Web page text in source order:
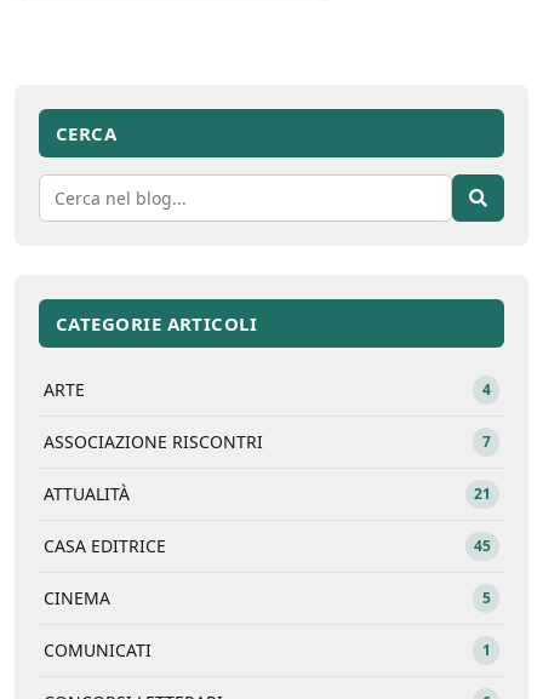
CERCA
CATEGORIE ARTICOLI
ARTE 4
ASSOCIAZIONE RISCONTRI 7
ATTUALITÀ 21
CASA EDITRICE 45
CINEMA 5
COMUNICATI 1